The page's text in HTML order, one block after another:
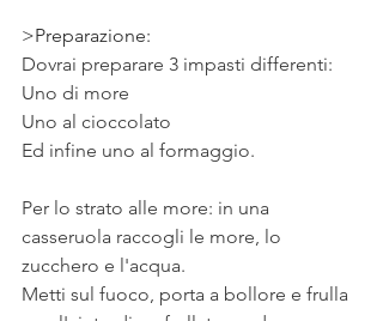
>Preparazione:
Dovrai preparare 3 impasti differenti:
Uno di more
Uno al cioccolato
Ed infine uno al formaggio.
Per lo strato alle more: in una
casseruola raccogli le more, lo
zucchero e l'acqua.
Metti sul fuoco, porta a bollore e frulla